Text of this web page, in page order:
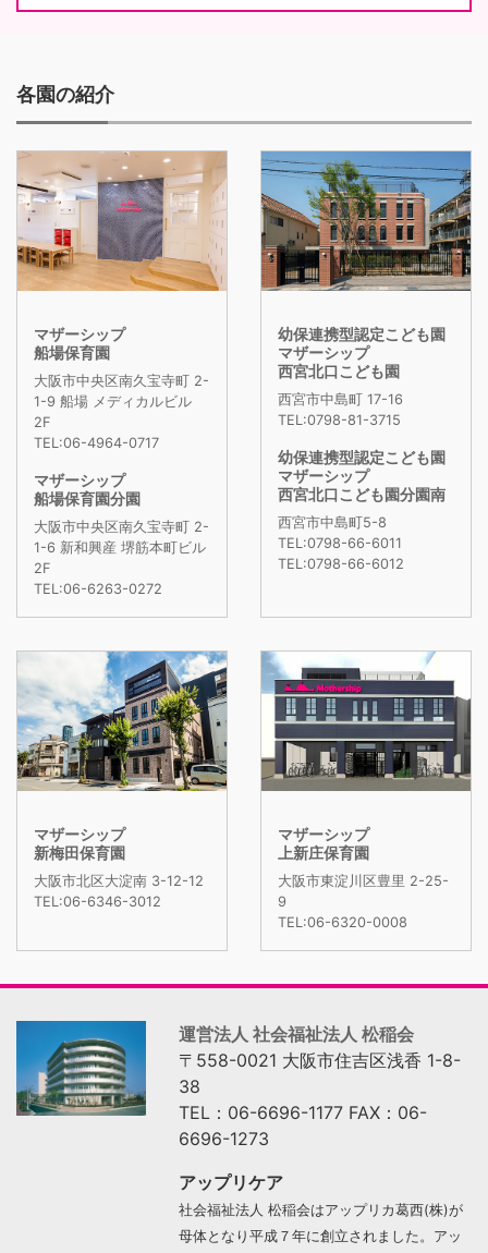
各園の紹介
マザーシップ
船場保育園
大阪市中央区南久宝寺町 2-
1-9 船場 メディカルビル
2F
TEL:06-4964-0717
マザーシップ
船場保育園分園
大阪市中央区南久宝寺町 2-
1-6 新和興産 堺筋本町ビル
2F
TEL:06-6263-0272
幼保連携型認定こども園
マザーシップ
西宮北口こども園
西宮市中島町 17-16
TEL:0798-81-3715
幼保連携型認定こども園
マザーシップ
西宮北口こども園分園南
西宮市中島町5-8
TEL:0798-66-6011
TEL:0798-66-6012
マザーシップ
新梅田保育園
大阪市北区大淀南 3-12-12
TEL:06-6346-3012
マザーシップ
上新庄保育園
大阪市東淀川区豊里 2-25-
9
TEL:06-6320-0008
運営法人 社会福祉法人 松稲会
〒558-0021 大阪市住吉区浅香 1-8-
38
TEL：06-6696-1177 FAX：06-
6696-1273
アップリケア
社会福祉法人 松稲会はアップリカ葛西(株)が
母体となり平成７年に創立されました。アッ